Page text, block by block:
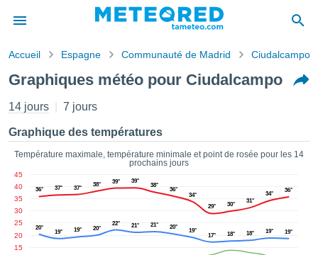
de
a
par
des
Vous
en
Accueil Espagne Communauté de Madrid Ciudalcampo
Graphiques météo pour Ciudalcampo
14 jours 7 jours
Graphique des températures
Température maximale, température minimale et point de rosée pour les 14
prochains jours
15
20
25
30
35
40
45
36° 37° 37°
38° 39° 39°
38°
36°
34°
29°
30°
31°
34°
36°
20°
19° 19° 20°
22° 21° 21° 20°
19°
17° 18° 18° 19° 19°